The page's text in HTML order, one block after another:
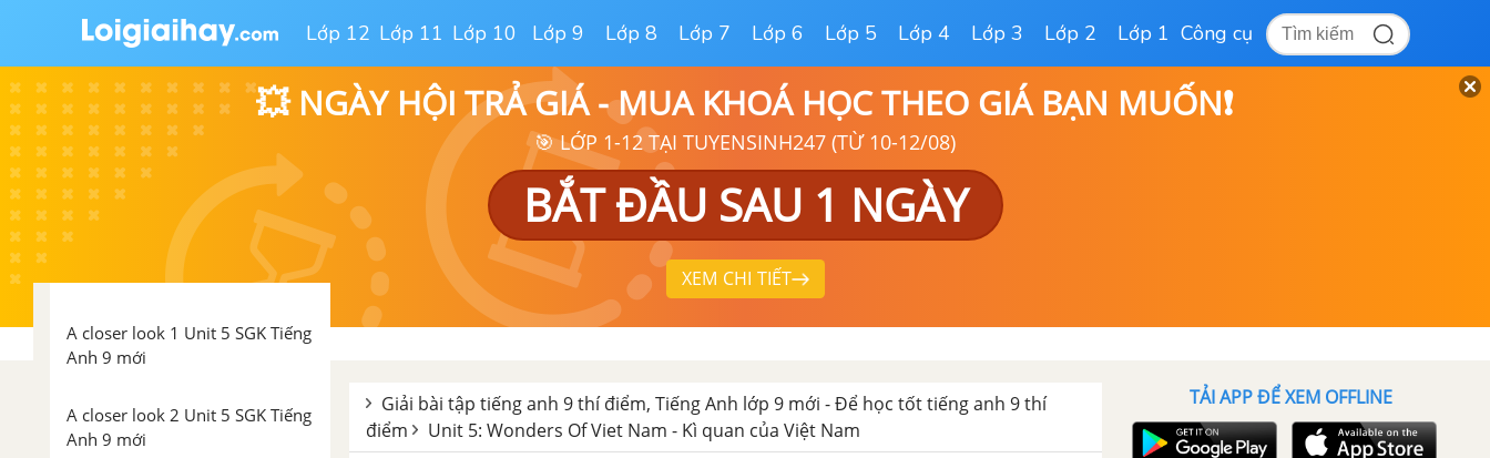
Lớp 12 Lớp 11 Lớp 10 Lớp 9 Lớp 8 Lớp 7 Lớp 6 Lớp 5 Lớp 4 Lớp 3 Lớp 2 Lớp 1 Công cụ
💥 NGÀY HỘI TRẢ GIÁ - MUA KHOÁ HỌC THEO GIÁ BẠN MUỐN❗
🎯 LỚP 1-12 TẠI TUYENSINH247 (TỪ 10-12/08)
BẮT ĐẦU SAU 1 NGÀY
XEM CHI TIẾT
Grammar: Passive with It be PP
that - Unit 5 SGK Tiếng Anh 9
mới
Grammar: suggest V-ing/
suggest that - Unit 5 SGK Tiếng
Anh 9 mới
Getting Started Unit 5 SGK Tiếng
A closer look 1 Unit 5 SGK Tiếng
Anh 9 mới
A closer look 2 Unit 5 SGK Tiếng
Anh 9 mới
Giải bài tập tiếng anh 9 thí điểm, Tiếng Anh lớp 9 mới - Để học tốt tiếng anh 9 thí
điểm
Unit 5: Wonders Of Viet Nam - Kì quan của Việt Nam
TẢI APP ĐỂ XEM OFFLINE